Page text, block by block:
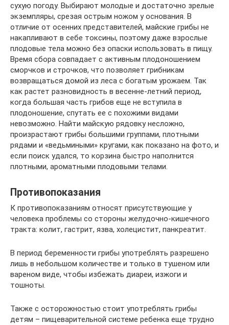
сухую погоду. Выбирают молодые и достаточно зрелые
экземпляры, срезая острым ножом у основания. В
отличие от осенних представителей, майские грибы не
накапливают в себе токсины, поэтому даже взрослые
плодовые тела можно без опаски использовать в пищу.
Время сбора совпадает с активным плодоношением
сморчков и строчков, что позволяет грибникам
возвращаться домой из леса с богатым урожаем. Так
как растет разновидность в весенне-летний период,
когда большая часть грибов еще не вступила в
плодоношение, спутать ее с похожими видами
невозможно. Найти майскую рядовку несложно,
произрастают грибы большими группами, плотными
рядами и «ведьмиными» кругами, как показано на фото, и
если поиск удался, то корзина быстро наполнится
плотными, ароматными плодовыми телами.
Противопоказания
К противопоказаниям относят присутствующие у
человека проблемы со стороны желудочно-кишечного
тракта: колит, гастрит, язва, холецистит, панкреатит.
В период беременности грибы употреблять разрешено
лишь в небольшом количестве и только в тушеном или
вареном виде, чтобы избежать диареи, изжоги и
тошноты.
Также с осторожностью стоит употреблять грибы
детям – пищеварительной системе ребенка еще трудно